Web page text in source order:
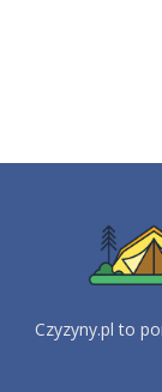
Czyzyny.pl to